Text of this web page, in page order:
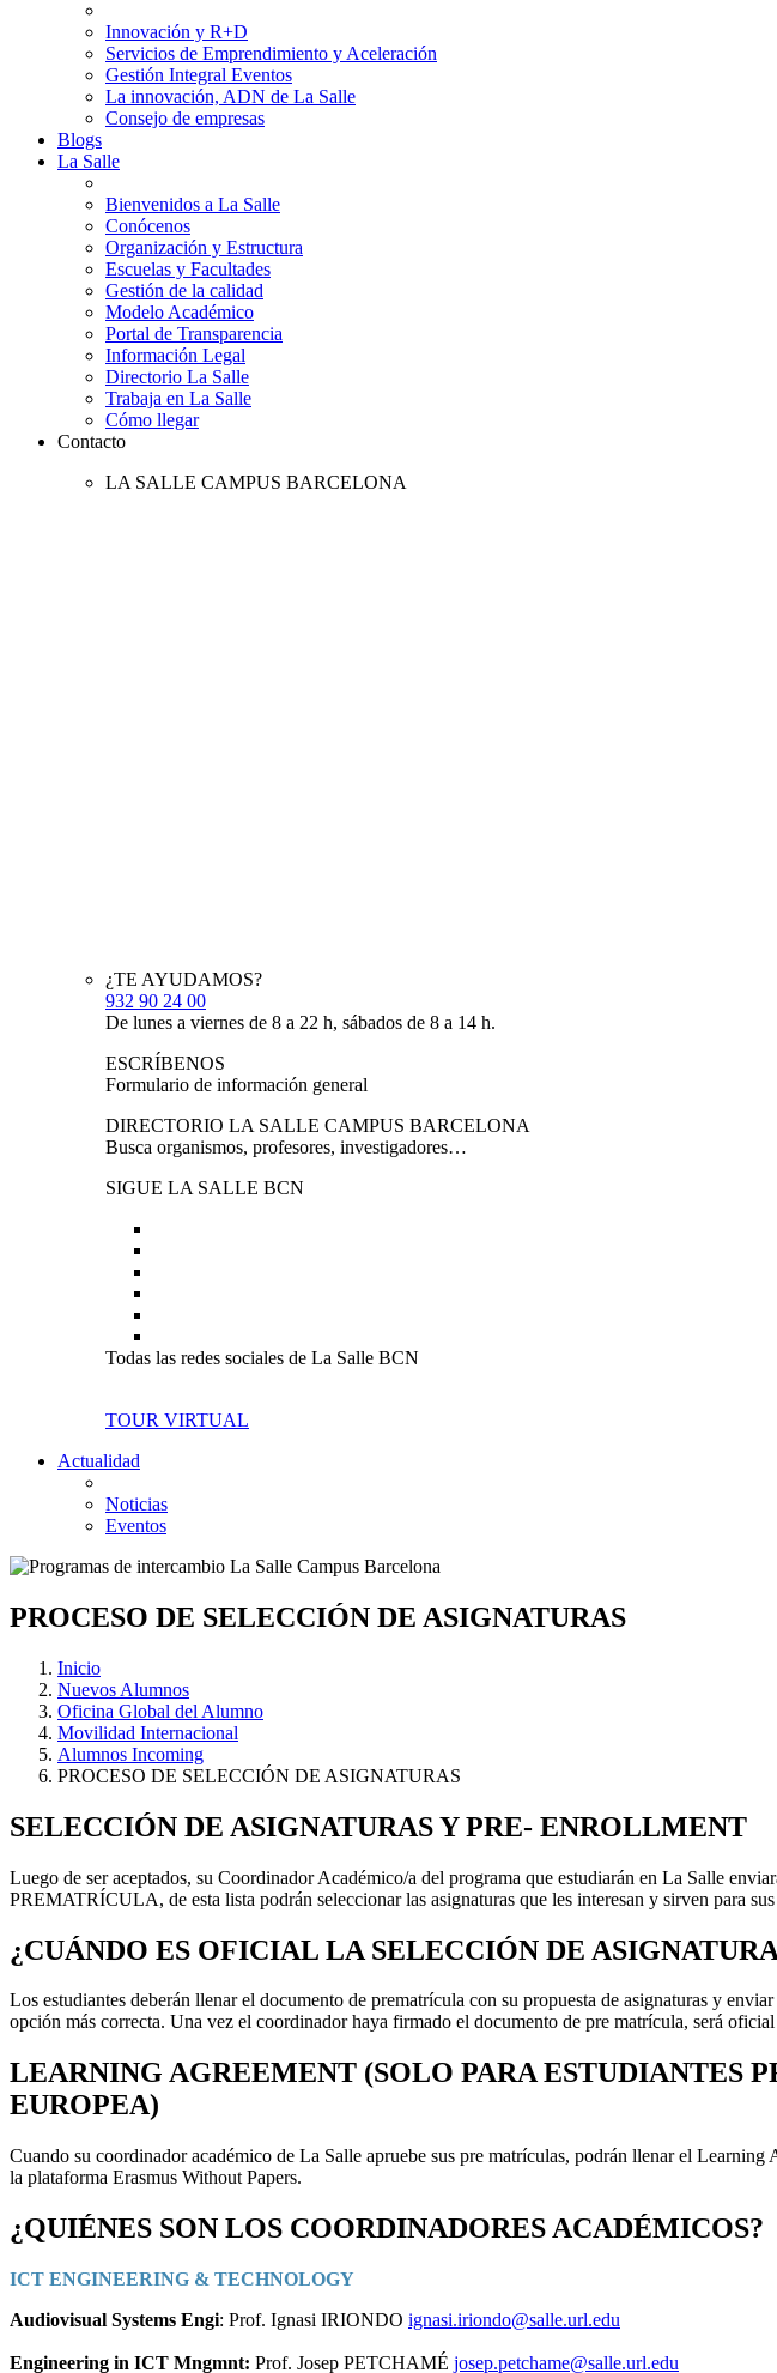
Innovación y R+D
Servicios de Emprendimiento y Aceleración
Gestión Integral Eventos
La innovación, ADN de La Salle
Consejo de empresas
Blogs
La Salle
Bienvenidos a La Salle
Conócenos
Organización y Estructura
Escuelas y Facultades
Gestión de la calidad
Modelo Académico
Portal de Transparencia
Información Legal
Directorio La Salle
Trabaja en La Salle
Cómo llegar
Contacto
LA SALLE CAMPUS BARCELONA
¿TE AYUDAMOS?
932 90 24 00
De lunes a viernes de 8 a 22 h, sábados de 8 a 14 h.
ESCRÍBENOS
Formulario de información general
DIRECTORIO LA SALLE CAMPUS BARCELONA
Busca organismos, profesores, investigadores…
SIGUE LA SALLE BCN
Todas las redes sociales de La Salle BCN
TOUR VIRTUAL
Actualidad
Noticias
Eventos
PROCESO DE SELECCIÓN DE ASIGNATURAS
Inicio
Nuevos Alumnos
Oficina Global del Alumno
Movilidad Internacional
Alumnos Incoming
PROCESO DE SELECCIÓN DE ASIGNATURAS
SELECCIÓN DE ASIGNATURAS Y PRE- ENROLLMENT
Luego de ser aceptados, su Coordinador Académico/a del programa que estudiarán en La Salle
PREMATRÍCULA, de esta lista podrán seleccionar las asignaturas que les interesan y sirven para sus
¿CUÁNDO ES OFICIAL LA SELECCIÓN DE
Los estudiantes deberán llenar el documento de prematrícula con su propuesta de asignaturas y
opción más correcta. Una vez el coordinador haya firmado el documento de pre matrícula, será oficial
LEARNING AGREEMENT (SOLO PARA ESTUDIANTES
EUROPEA)
Cuando su coordinador académico de La Salle apruebe sus pre matrículas, podrán llenar el
la plataforma Erasmus Without Papers.
¿QUIÉNES SON LOS COORDINADORES ACADÉMICOS?
ICT ENGINEERING & TECHNOLOGY
Audiovisual Systems Engi: Prof. Ignasi IRIONDO ignasi.iriondo@salle.url.edu
Engineering in ICT Mngmnt: Prof. Josep PETCHAMÉ josep.petchame@salle.url.edu